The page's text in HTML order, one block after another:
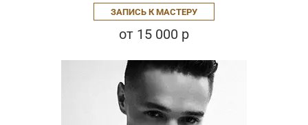
ЗАПИСЬ К МАСТЕРУ
от 15 000 р